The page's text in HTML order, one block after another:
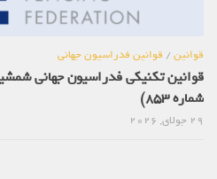
قوانین/ قوانین فدراسیون جهانی
شماره 853)
29 جولای, 2026